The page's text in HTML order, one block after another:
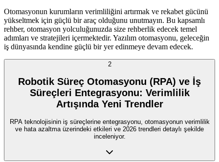
Otomasyonun kurumların verimliliğini artırmak ve rekabet gücünü
yükseltmek için güçlü bir araç olduğunu unutmayın. Bu kapsamlı
rehber, otomasyon yolculuğunuzda size rehberlik edecek temel
adımları ve stratejileri içermektedir. Yazılım otomasyonu, geleceğin
iş dünyasında kendine güçlü bir yer edinmeye devam edecek.
2
Robotik Süreç Otomasyonu (RPA) ve İş
Süreçleri Entegrasyonu: Verimlilik
Artışında Yeni Trendler
RPA teknolojisinin iş süreçlerine entegrasyonu, otomasyonun verimlilik
ve hata azaltma üzerindeki etkileri ve 2026 trendleri detaylı şekilde
inceleniyor.